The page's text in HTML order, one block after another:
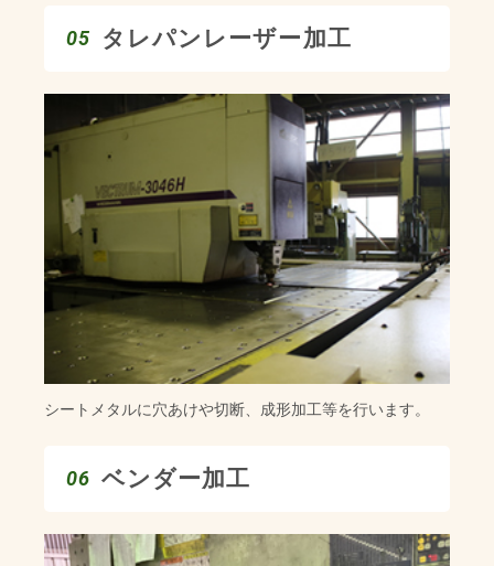
05 タレパンレーザー加工
シートメタルに穴あけや切断、成形加工等を行います。
06 ベンダー加工